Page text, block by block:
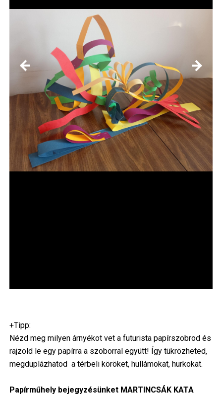
+Tipp:
Nézd meg milyen árnyékot vet a futurista papírszobrod és
rajzold le egy papírra a szoborral együtt! Így tükrözheted,
megduplázhatod a térbeli köröket, hullámokat, hurkokat.
Papírműhely bejegyzésünket MARTINCSÁK KATA